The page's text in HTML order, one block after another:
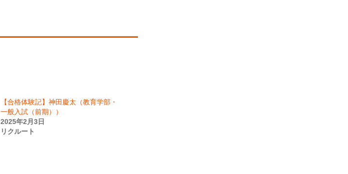
【合格体験記】神田慶太（教育学部・
一般入試（前期））
2025年2月3日
リクルート